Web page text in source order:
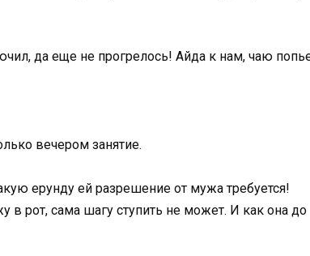
да еще не прогрелось! Айда к нам, чаю
вечером занятие.
ерунду ей разрешение от мужа требуется!
в рот, сама шагу ступить не может. И как она до